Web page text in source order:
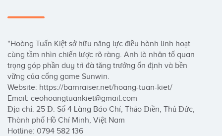
"Hoàng Tuấn Kiệt sở hữu năng lực điều hành linh hoạt
cùng tầm nhìn chiến lược rõ ràng. Anh là nhân tố quan
trọng góp phần duy trì đà tăng trưởng ổn định và bền
vững của cổng game Sunwin.
Website: https://barnraiser.net/hoang-tuan-kiet/
Email: ceohoangtuankiet@gmail.com
Địa chỉ: 25 Đ. Số 4 Làng Báo Chí, Thảo Điền, Thủ Đức,
Thành phố Hồ Chí Minh, Việt Nam
Hotline: 0794 582 136